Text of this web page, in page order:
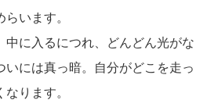
います。
中に入るにつれ、どんどん光がな
いには真っ暗。自分がどこを走っ
ります。